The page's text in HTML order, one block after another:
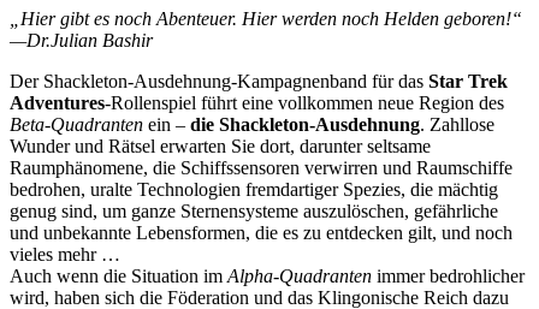
„Hier gibt es noch Abenteuer. Hier werden noch Helden geboren!“
—Dr.Julian Bashir
Der Shackleton-Ausdehnung-Kampagnenband für das Star Trek
Adventures-Rollenspiel führt eine vollkommen neue Region des
Beta-Quadranten ein – die Shackleton-Ausdehnung. Zahllose
Wunder und Rätsel erwarten Sie dort, darunter seltsame
Raumphänomene, die Schiffssensoren verwirren und Raumschiffe
bedrohen, uralte Technologien fremdartiger Spezies, die mächtig
genug sind, um ganze Sternensysteme auszulöschen, gefährliche
und unbekannte Lebensformen, die es zu entdecken gilt, und noch
vieles mehr …
Auch wenn die Situation imAlpha-Quadranten immer bedrohlicher
wird, haben sich die Föderation und das Klingonische Reich dazu